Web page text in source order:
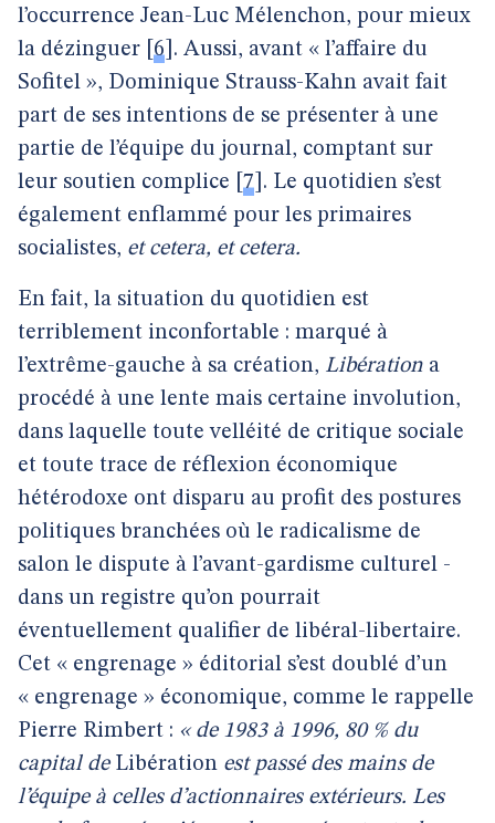
l’occurrence Jean-Luc Mélenchon, pour mieux
la dézinguer 6 . Aussi, avant « l’affaire du
Sofitel », Dominique Strauss-Kahn avait fait
part de ses intentions de se présenter à une
partie de l’équipe du journal, comptant sur
leur soutien complice
7 . Le quotidien s’est
également enflammé pour les primaires
socialistes, et cetera, et cetera.
En fait, la situation du quotidien est
terriblement inconfortable : marqué à
l’extrême-gauche à sa création, Libération a
procédé à une lente mais certaine involution,
dans laquelle toute velléité de critique sociale
et toute trace de réflexion économique
hétérodoxe ont disparu au profit des postures
politiques branchées où le radicalisme de
salon le dispute à l’avant-gardisme culturel -
dans un registre qu’on pourrait
éventuellement qualifier de libéral-libertaire.
Cet « engrenage » éditorial s’est doublé d’un
« engrenage » économique, comme le rappelle
Pierre Rimbert : « de 1983 à 1996, 80 % du
capital de Libération est passé des mains de
l’équipe à celles d’actionnaires extérieurs. Les